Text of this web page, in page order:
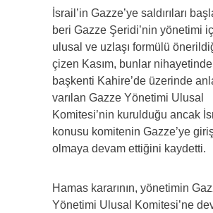
İsrail’in Gazze’ye saldırıları
beri Gazze Şeridi’nin yönetimi
ulusal ve uzlaşı formülü
çizen Kasım, bunlar nihayetinde
başkenti Kahire’de üzerinde
varılan Gazze Yönetimi Ulusal
Komitesi’nin kurulduğu ancak
konusu komitenin Gazze’ye
olmaya devam ettiğini kaydetti.
Hamas kararının, yönetimin
Yönetimi Ulusal Komitesi’ne